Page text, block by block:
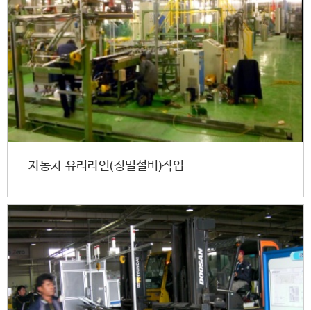
자동차 유리라인(정밀설비)작업